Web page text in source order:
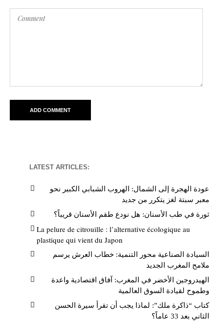
LATEST ARTICLES:
عودة الهجرة إلى الشمال: الهروب الشبابي الكبير نحو
معبر سبتة لغز يتكرر من جديد
ثورة في طب الأسنان: هل نودع طقم الأسنان قريباً؟
La pelure de citrouille : l’alternative écologique au
plastique qui vient du Japon
السيادة الصناعية محور التنمية: خطاب العرش يرسم
ملامح المغرب الجديد
الهيدروجين الأخضر في المغرب: آفاق اقتصادية واعدة
وطموح لقيادة السوق العالمية
كتاب “ذاكرة ملك”: لماذا يجب أن تقرأ سيرة الحسن
الثاني بعد 33 عاماً؟